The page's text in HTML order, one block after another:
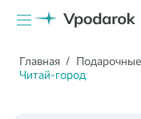
Главная
Читай-город